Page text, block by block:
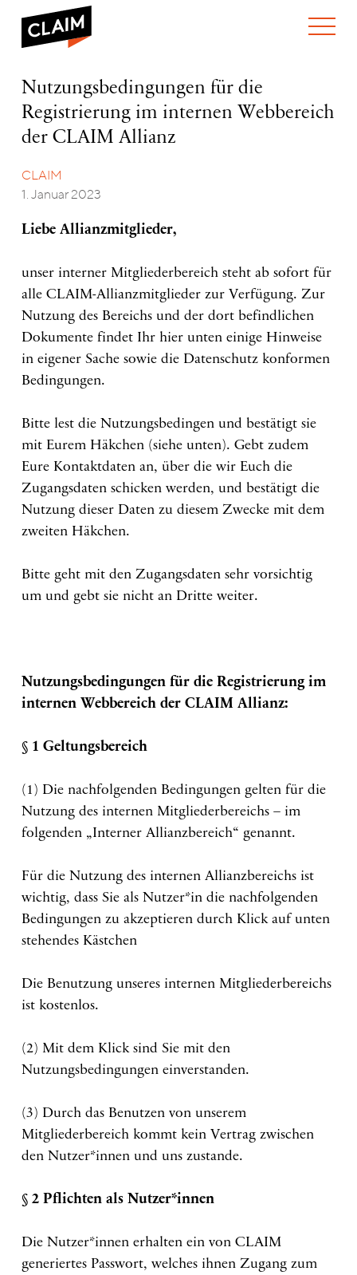
WAS WIR TUN
Nutzungsbedingungen
Registrierung
Webbereich
Allianz
Nutzungsbedingungen für die
Registrierung im internen Webbereich
der CLAIM Allianz
CLAIM
1. Januar 2023
Liebe Allianzmitglieder,
unser interner Mitgliederbereich steht ab sofort für
alle CLAIM-Allianzmitglieder zur Verfügung. Zur
Nutzung des Bereichs und der dort befindlichen
Dokumente findet Ihr hier unten einige Hinweise
in eigener Sache sowie die Datenschutz konformen
Bedingungen.
Bitte lest die Nutzungsbedingen und bestätigt sie
mit Eurem Häkchen (siehe unten). Gebt zudem
Eure Kontaktdaten an, über die wir Euch die
Zugangsdaten schicken werden, und bestätigt die
Nutzung dieser Daten zu diesem Zwecke mit dem
zweiten Häkchen.
Bitte geht mit den Zugangsdaten sehr vorsichtig
um und gebt sie nicht an Dritte weiter.
Nutzungsbedingungen für die Registrierung im
internen Webbereich der CLAIM Allianz:
§ 1 Geltungsbereich
(1) Die nachfolgenden Bedingungen gelten für die
Nutzung des internen Mitgliederbereichs – im
folgenden „Interner Allianzbereich“ genannt.
Für die Nutzung des internen Allianzbereichs ist
wichtig, dass Sie als Nutzer*in die nachfolgenden
Bedingungen zu akzeptieren durch Klick auf unten
stehendes Kästchen
Die Benutzung unseres internen Mitgliederbereichs
ist kostenlos.
(2) Mit dem Klick sind Sie mit den
Nutzungsbedingungen einverstanden.
(3) Durch das Benutzen von unserem
Mitgliederbereich kommt kein Vertrag zwischen
den Nutzer*innen und uns zustande.
§ 2 Pflichten als Nutzer*innen
Die Nutzer*innen erhalten ein von CLAIM
generiertes Passwort, welches ihnen Zugang zum